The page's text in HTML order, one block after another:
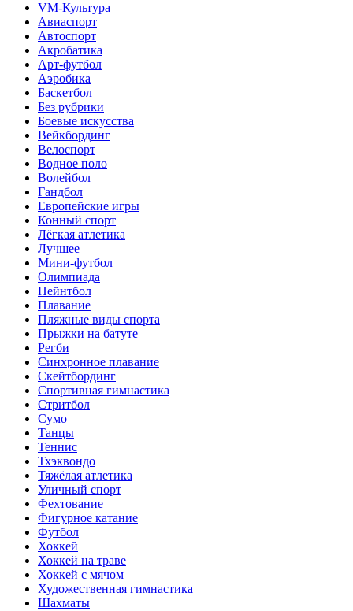
VM-Культура
Авиаспорт
Автоспорт
Акробатика
Арт-футбол
Аэробика
Баскетбол
Без рубрики
Боевые искусства
Вейкбординг
Велоспорт
Водное поло
Волейбол
Гандбол
Европейские игры
Конный спорт
Лёгкая атлетика
Лучшее
Мини-футбол
Олимпиада
Пейнтбол
Плавание
Пляжные виды спорта
Прыжки на батуте
Регби
Синхронное плавание
Скейтбординг
Спортивная гимнастика
Стритбол
Сумо
Танцы
Теннис
Тхэквондо
Тяжёлая атлетика
Уличный спорт
Фехтование
Фигурное катание
Футбол
Хоккей
Хоккей на траве
Хоккей с мячом
Художественная гимнастика
Шахматы